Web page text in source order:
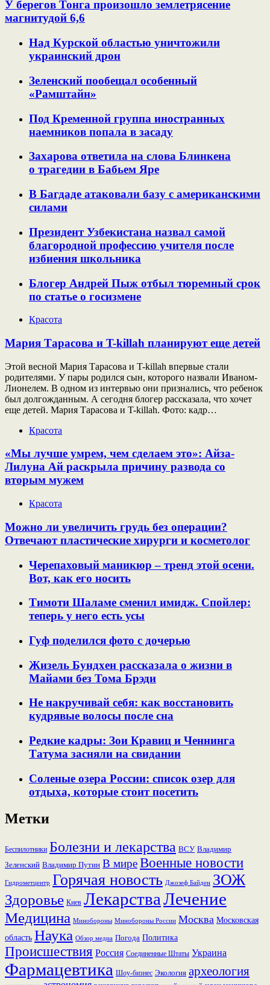
У берегов Тонга произошло землетрясение
магнитудой 6,6
Над Курской областью уничтожили
украинский дрон
Зеленский пообещал особенный
«Рамштайн»
Под Кременной группа иностранных
наемников попала в засаду
Захарова ответила на слова Блинкена
о трагедии в Бабьем Яре
В Багдаде атаковали базу с американскими
силами
Президент Узбекистана назвал самой
благородной профессию учителя после
избиения школьника
Блогер Андрей Пыж отбыл тюремный срок
по статье о госизмене
Красота
Мария Тарасова и T-killah планируют еще детей
Этой весной Мария Тарасова и T-killah впервые стали
родителями. У пары родился сын, которого назвали Иваном-
Лионелем. В одном из интервью они признались, что ребенок
был долгожданным. А сегодня блогер рассказала, что хочет
еще детей. Мария Тарасова и T-killah. Фото: кадр…
Красота
«Мы лучше умрем, чем сделаем это»: Айза-
Лилуна Ай раскрыла причину развода со
вторым мужем
Красота
Можно ли увеличить грудь без операции?
Отвечают пластические хирурги и косметолог
Черепаховый маникюр – тренд этой осени.
Вот, как его носить
Тимоти Шаламе сменил имидж. Спойлер:
теперь у него есть усы
Гуф поделился фото с дочерью
Жизель Бундхен рассказала о жизни в
Майами без Тома Брэди
Не накручивай себя: как восстановить
кудрявые волосы после сна
Редкие кадры: Зои Кравиц и Ченнинга
Татума засняли на свидании
Соленые озера России: список озер для
отдыха, которые стоит посетить
Метки
Беспилотники Болезни и лекарства ВСУ Владимир
Зеленский Владимир Путин В миреВоенные новости
Гидрометцентр Горячая новость Джозеф Байден ЗОЖ
Здоровье Киев ЛекарстваЛечение
Медицина Минобороны Минобороны России Москва Московская
область Наука Обзор медиа Погода Политика
Происшествия Россия Соединенные Штаты Украина
Фармацевтика Шоу-бизнес Экология археология